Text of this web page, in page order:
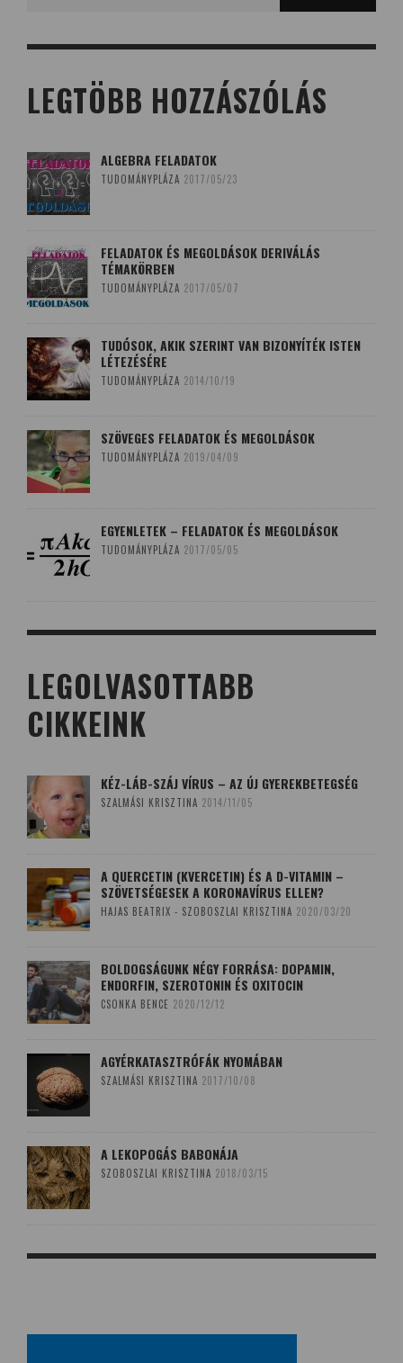
LEGTÖBB HOZZÁSZÓLÁS
ALGEBRA FELADATOK
TUDOMÁNYPLÁZA 2017/05/23
FELADATOK ÉS MEGOLDÁSOK DERIVÁLÁS
TÉMAKÖRBEN
TUDOMÁNYPLÁZA 2017/05/07
TUDÓSOK, AKIK SZERINT VAN BIZONYÍTÉK ISTEN
LÉTEZÉSÉRE
TUDOMÁNYPLÁZA 2014/10/19
SZÖVEGES FELADATOK ÉS MEGOLDÁSOK
TUDOMÁNYPLÁZA 2019/04/09
EGYENLETEK – FELADATOK ÉS MEGOLDÁSOK
TUDOMÁNYPLÁZA 2017/05/05
LEGOLVASOTTABB
CIKKEINK
KÉZ-LÁB-SZÁJ VÍRUS – AZ ÚJ GYEREKBETEGSÉG
SZALMÁSI KRISZTINA 2014/11/05
A QUERCETIN (KVERCETIN) ÉS A D-VITAMIN –
SZÖVETSÉGESEK A KORONAVÍRUS ELLEN?
HAJAS BEATRIX - SZOBOSZLAI KRISZTINA 2020/03/20
BOLDOGSÁGUNK NÉGY FORRÁSA: DOPAMIN,
ENDORFIN, SZEROTONIN ÉS OXITOCIN
CSONKA BENCE 2020/12/12
AGYÉRKATASZTRÓFÁK NYOMÁBAN
SZALMÁSI KRISZTINA 2017/10/08
A LEKOPOGÁS BABONÁJA
SZOBOSZLAI KRISZTINA 2018/03/15